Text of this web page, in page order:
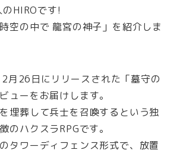
HIROです!
空の中で 龍宮の神子」を紹介しま
月26日にリリースされた「墓守の
ューをお届けします。
埋葬して兵士を召喚するという独
のハクスラRPGです。
タワーディフェンス形式で、放置